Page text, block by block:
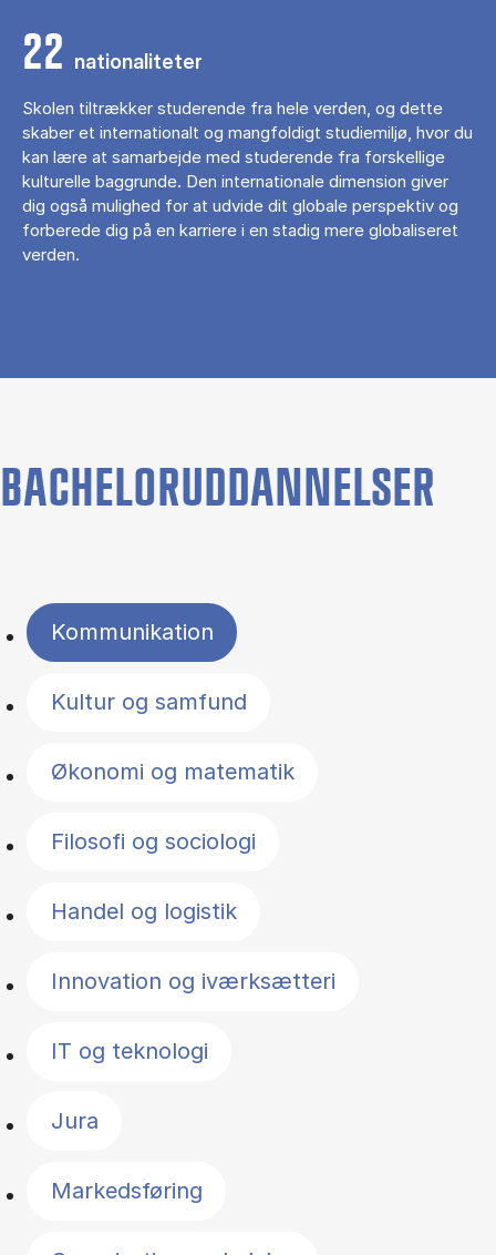
22 nationaliteter
Skolen tiltrækker studerende fra hele verden, og dette
skaber et internationalt og mangfoldigt studiemiljø, hvor du
kan lære at samarbejde med studerende fra forskellige
kulturelle baggrunde. Den internationale dimension giver
dig også mulighed for at udvide dit globale perspektiv og
forberede dig på en karriere i en stadig mere globaliseret
verden.
BACHELORUDDANNELSER
Filter by topics
Kommunikation
Kultur og samfund
Økonomi og matematik
Filosofi og sociologi
Handel og logistik
Innovation og iværksætteri
IT og teknologi
Jura
Markedsføring